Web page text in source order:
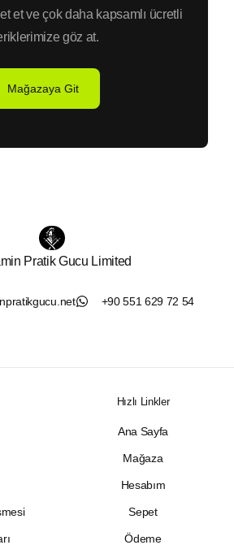
et ve çok daha kapsamlı ücretli
göz at.
Mağazaya Git
Pratik Gucu Limited
+90 551 629 72 54
Hızlı Linkler
Ana Sayfa
Mağaza
Hesabım
Sepet
Ödeme